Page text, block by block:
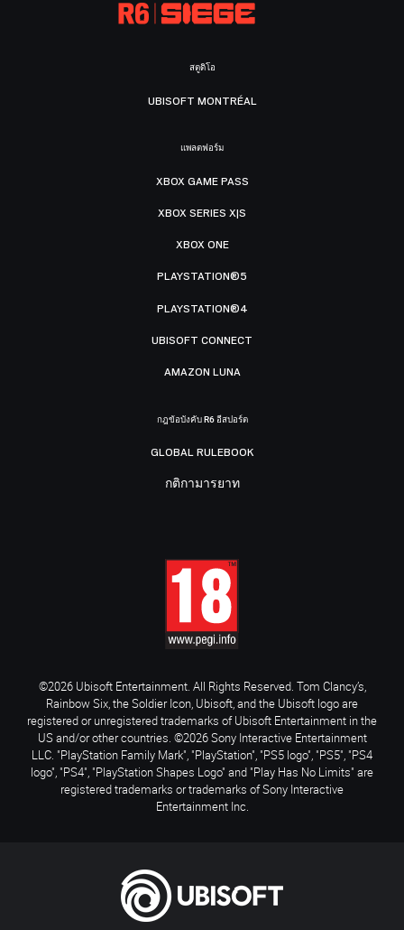
สตูดิโอ
UBISOFT MONTRÉAL
แพลตฟอร์ม
XBOX GAME PASS
XBOX SERIES X|S
XBOX ONE
PLAYSTATION®5
PLAYSTATION®4
UBISOFT CONNECT
AMAZON LUNA
กฎข้อบังคับ R6 อีสปอร์ต
GLOBAL RULEBOOK
กติกามารยาท
©2026 Ubisoft Entertainment. All Rights Reserved. Tom Clancy’s,
Rainbow Six, the Soldier Icon, Ubisoft, and the Ubisoft logo are
registered or unregistered trademarks of Ubisoft Entertainment in the
US and/or other countries. ©2026 Sony Interactive Entertainment
LLC. "PlayStation Family Mark", "PlayStation", "PS5 logo", "PS5", "PS4
logo", "PS4", "PlayStation Shapes Logo" and "Play Has No Limits" are
registered trademarks or trademarks of Sony Interactive
Entertainment Inc.